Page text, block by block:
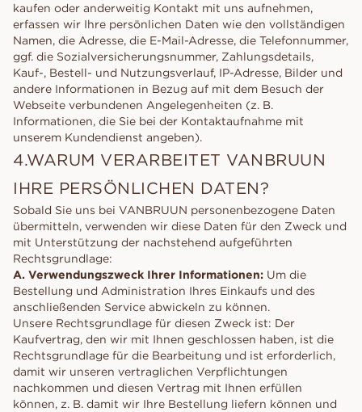
kaufen oder anderweitig Kontakt mit uns aufnehmen,
erfassen wir Ihre persönlichen Daten wie den vollständigen
Namen, die Adresse, die E-Mail-Adresse, die Telefonnummer,
ggf. die Sozialversicherungsnummer, Zahlungsdetails,
Kauf-, Bestell- und Nutzungsverlauf, IP-Adresse, Bilder und
andere Informationen in Bezug auf mit dem Besuch der
Webseite verbundenen Angelegenheiten (z. B.
Informationen, die Sie bei der Kontaktaufnahme mit
unserem Kundendienst angeben).
4.WARUM VERARBEITET VANBRUUN
IHRE PERSÖNLICHEN DATEN?
Sobald Sie uns bei VANBRUUN personenbezogene Daten
übermitteln, verwenden wir diese Daten für den Zweck und
mit Unterstützung der nachstehend aufgeführten
Rechtsgrundlage:
A. Verwendungszweck Ihrer Informationen: Um die
Bestellung und Administration Ihres Einkaufs und des
anschließenden Service abwickeln zu können.
Unsere Rechtsgrundlage für diesen Zweck ist: Der
Kaufvertrag, den wir mit Ihnen geschlossen haben, ist die
Rechtsgrundlage für die Bearbeitung und ist erforderlich,
damit wir unseren vertraglichen Verpflichtungen
nachkommen und diesen Vertrag mit Ihnen erfüllen
können, z. B. damit wir Ihre Bestellung liefern können und